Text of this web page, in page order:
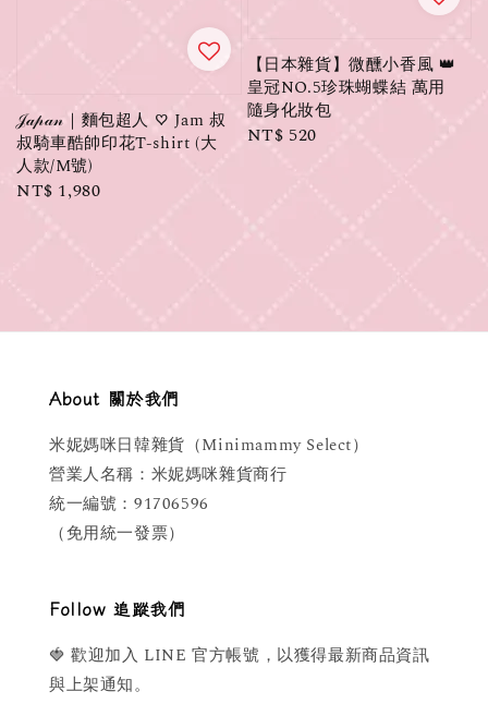
𝒥𝒶𝓅𝒶𝓃｜麵包超人 ♡ Jam 叔
叔騎車酷帥印花T-shirt (大
人款/M號)
Regular
NT$ 1,980
【日本雜貨】微醺小香風 👑
皇冠NO.5珍珠蝴蝶結 萬用
隨身化妝包
Regular
NT$ 520
About 關於我們
米妮媽咪日韓雜貨（Minimammy Select）
營業人名稱：米妮媽咪雜貨商行
統一編號：91706596
（免用統一發票）
Follow 追蹤我們
🍓 歡迎加入 LINE 官方帳號，以獲得最新商品資訊
與上架通知。